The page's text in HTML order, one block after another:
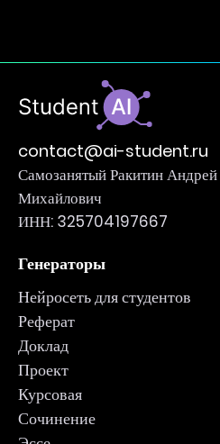
contact@ai-student.ru
Самозанятый Ракитин Андрей
Михайлович
ИНН: 325704197667
Генераторы
Нейросеть для студентов
Реферат
Доклад
Проект
Курсовая
Сочинение